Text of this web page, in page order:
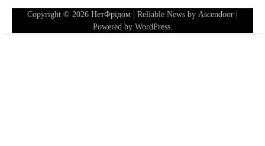
Copyright © 2026 НетФрідом | Reliable News by Ascendoor
Powered by WordPress.